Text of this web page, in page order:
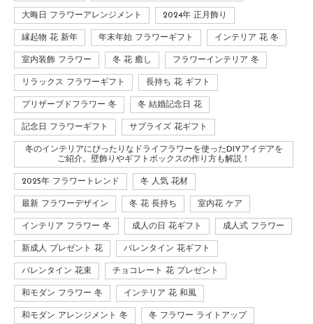
大晦日 フラワーアレンジメント 2024年 正月飾り
縁起物 花 新年 年末年始 フラワーギフト インテリア 花 冬
室内装飾 フラワー 冬 花 癒し フラワーインテリア 冬
リラックス フラワーギフト 長持ち 花 ギフト
プリザーブドフラワー 冬 冬 結婚記念日 花
記念日 フラワーギフト サプライズ 花ギフト
冬のインテリアにぴったりなドライフラワーを使ったDIYアイデアを
ご紹介。壁飾りやギフトボックスの作り方も解説！
2025年 フラワートレンド 冬 人気 花材
最新 フラワーデザイン 冬 花 長持ち 室内花 ケア
インテリア フラワー 冬 成人の日 花ギフト 成人式 フラワー
新成人 プレゼント 花 バレンタイン 花ギフト
バレンタイン 花束 チョコレート 花 プレゼント
和モダン フラワー 冬 インテリア 花 和風
和モダン アレンジメント 冬 冬 フラワー ライトアップ